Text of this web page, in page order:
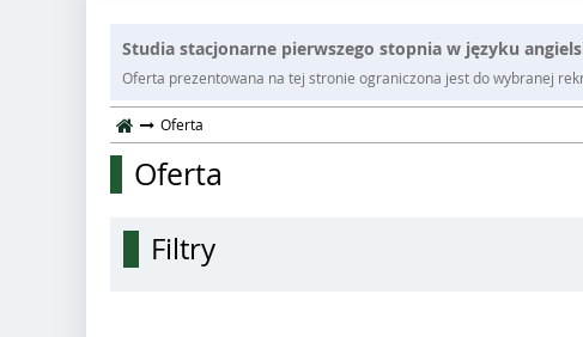
Studia stacjonarne pierwszego stopnia w języku
Oferta prezentowana na tej stronie ograniczona jest do wybranej
Oferta
Oferta
Filtry